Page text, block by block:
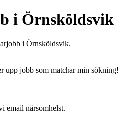
i Örnsköldsvik
i Örnsköldsvik.
upp jobb som matchar min sökning!
email närsomhelst.